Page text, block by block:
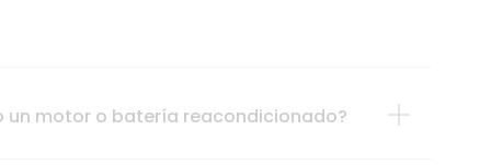
un motor o batería reacondicionado?